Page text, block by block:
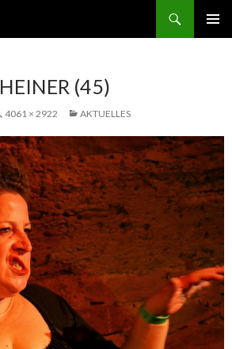
HEINER (45)
4061 × 2922 AKTUELLES